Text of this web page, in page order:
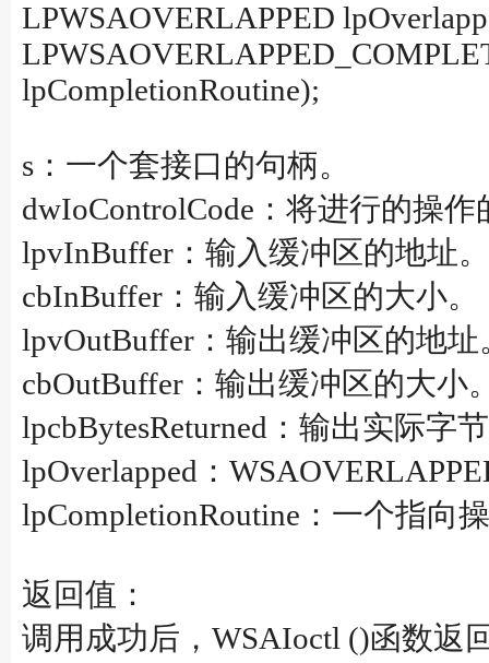
LPWSAOVERLAPPED
lpCompletionRoutine);
s：一个套接口的句柄。
dwIoControlCode：将进行的操
lpvInBuffer：输入缓冲区的地址。
cbInBuffer：输入缓冲区的大小。
lpvOutBuffer：输出缓冲区的地址
cbOutBuffer：输出缓冲区的大小
lpcbBytesReturned：输出实际字
lpOverlapped：
lpCompletionRoutine：一个指向
返回值：
调用成功后，WSAIoctl ()函数返